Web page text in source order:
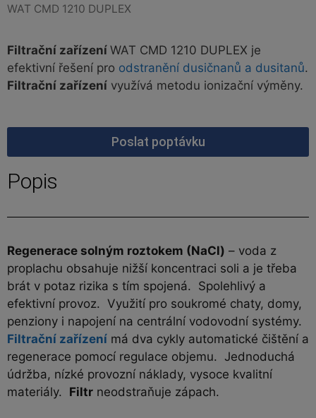
WAT CMD 1210 DUPLEX
Filtrační zařízení WAT CMD 1210 DUPLEX je
efektivní řešení pro odstranění dusičnanů a dusitanů.
Filtrační zařízení využívá metodu ionizační výměny.
Poslat poptávku
Popis
Regenerace solným roztokem (NaCl) – voda z
proplachu obsahuje nižší koncentraci soli a je třeba
brát v potaz rizika s tím spojená. Spolehlivý a
efektivní provoz. Využití pro soukromé chaty, domy,
penziony i napojení na centrální vodovodní systémy.
Filtrační zařízení má dva cykly automatické čištění a
regenerace pomocí regulace objemu. Jednoduchá
údržba, nízké provozní náklady, vysoce kvalitní
materiály. Filtr neodstraňuje zápach.